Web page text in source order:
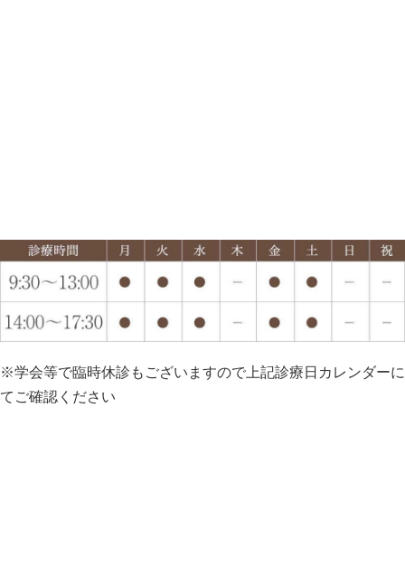
※学会等で臨時休診もございますので上記診療日カレンダーに
てご確認ください